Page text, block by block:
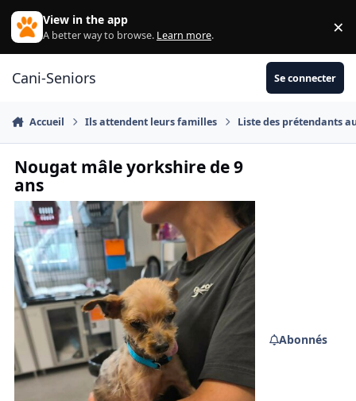
Aller au contenu
View in the app
A better way to browse. Learn more. ×
Cani-Seniors Se connecter
Accueil Ils attendent leurs familles Liste des prétendants
Nougat mâle yorkshire de 9
ans
Abonnés